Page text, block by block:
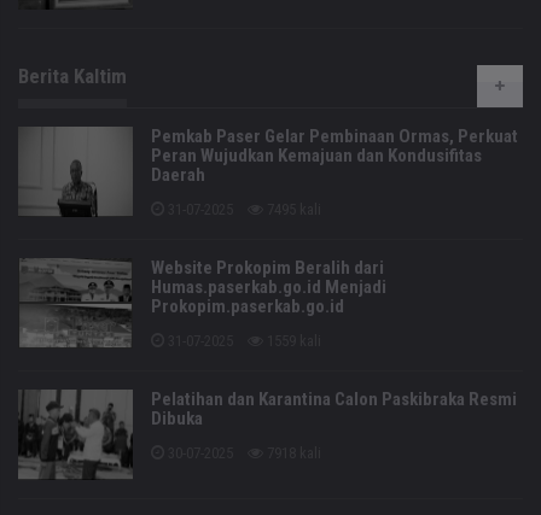
Berita Kaltim
Pemkab Paser Gelar Pembinaan Ormas, Perkuat
Peran Wujudkan Kemajuan dan Kondusifitas
Daerah
Website Prokopim Beralih dari
Humas.paserkab.go.id Menjadi
Prokopim.paserkab.go.id
Pelatihan dan Karantina Calon Paskibraka Resmi
Dibuka